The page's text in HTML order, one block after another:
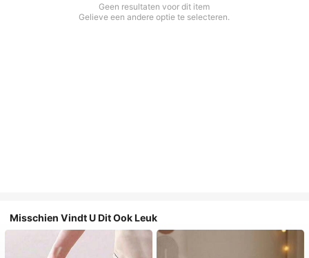
Geen resultaten voor dit item
Gelieve een andere optie te selecteren.
Misschien Vindt U Dit Ook Leuk